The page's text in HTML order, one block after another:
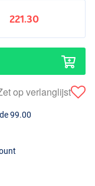
221.30
op verlanglijst
99.00